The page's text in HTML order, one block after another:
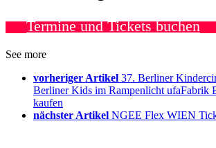
Termine und Tickets buchen
See more
vorheriger Artikel 37. Berliner
Berliner Kids im Rampenlicht ufaFabrik
kaufen
nächster Artikel NGEE Flex WIEN